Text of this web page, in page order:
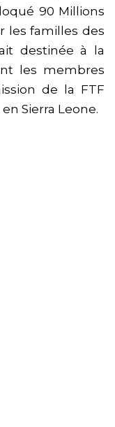
90 Millions
les familles des
destinée à la
les membres
de la FTF
Sierra Leone.